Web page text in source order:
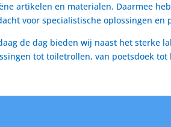
artikelen en materialen. Daarmee
voor specialistische oplossingen en
de dag bieden wij naast het sterke
tot toiletrollen, van poetsdoek